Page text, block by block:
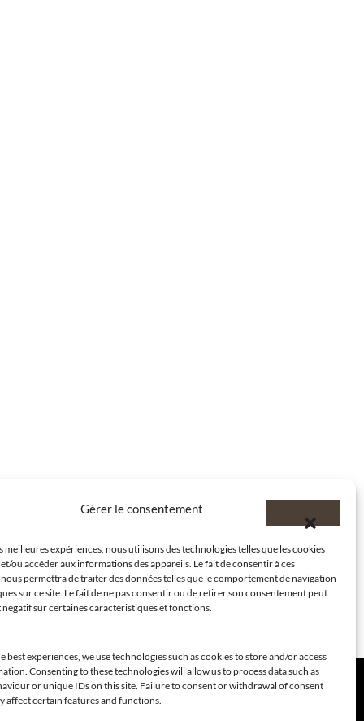
Gérer le consentement
expériences, nous utilisons des technologies telles que les cookies
ou accéder aux informations des appareils. Le fait de consentir à ces
permettra de traiter des données telles que le comportement de navigation
sur ce site. Le fait de ne pas consentir ou de retirer son consentement peut
sur certaines caractéristiques et fonctions.
best experiences, we use technologies such as cookies to store and/or access
Consenting to these technologies will allow us to process data such as
or unique IDs on this site. Failure to consent or withdrawal of consent
affect certain features and functions.